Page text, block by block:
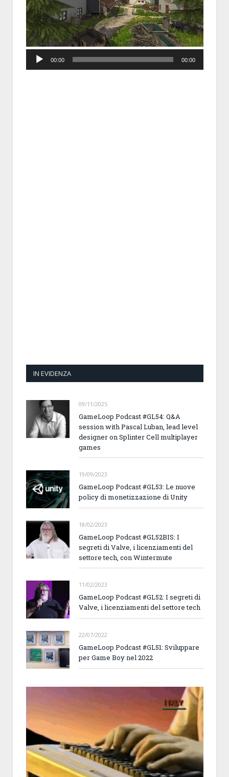
Player
00:00 00:00
IN EVIDENZA
09/11/2025
GameLoop Podcast #GL54: Q&A
session with Pascal Luban, lead level
designer on Splinter Cell multiplayer
games
19/09/2023
GameLoop Podcast #GL53: Le nuove
policy di monetizzazione di Unity
18/02/2023
GameLoop Podcast #GL52BIS: I
segreti di Valve, i licenziamenti del
settore tech, con Wintermute
11/02/2023
GameLoop Podcast #GL52: I segreti di
Valve, i licenziamenti del settore tech
22/07/2022
GameLoop Podcast #GL51: Sviluppare
per Game Boy nel 2022